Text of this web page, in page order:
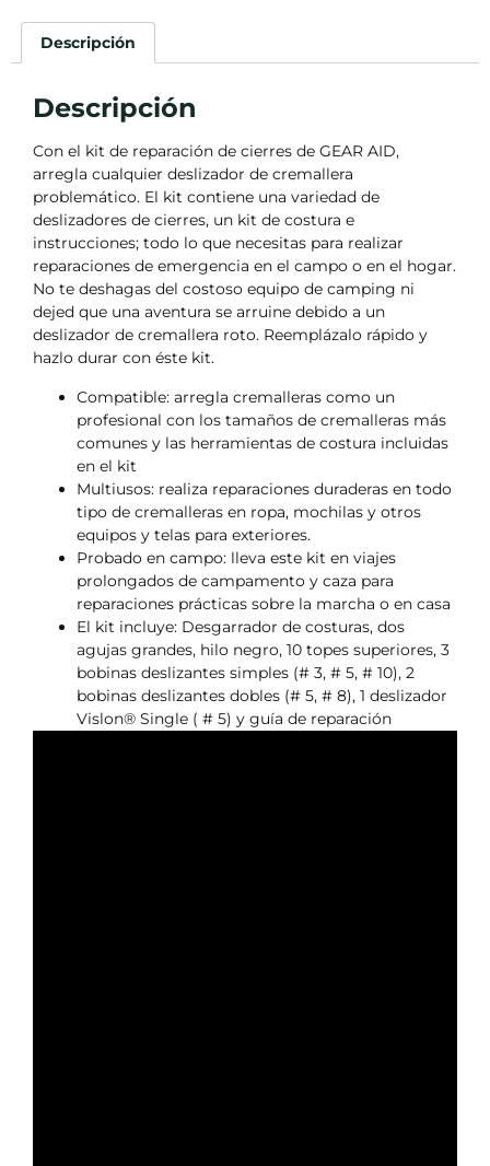
Descripción
Descripción
Con el kit de reparación de cierres de GEAR AID,
arregla cualquier deslizador de cremallera
problemático. El kit contiene una variedad de
deslizadores de cierres, un kit de costura e
instrucciones; todo lo que necesitas para realizar
reparaciones de emergencia en el campo o en el hogar.
No te deshagas del costoso equipo de camping ni
dejed que una aventura se arruine debido a un
deslizador de cremallera roto. Reemplázalo rápido y
hazlo durar con éste kit.
Compatible: arregla cremalleras como un
profesional con los tamaños de cremalleras más
comunes y las herramientas de costura incluidas
en el kit
Multiusos: realiza reparaciones duraderas en todo
tipo de cremalleras en ropa, mochilas y otros
equipos y telas para exteriores.
Probado en campo: lleva este kit en viajes
prolongados de campamento y caza para
reparaciones prácticas sobre la marcha o en casa
El kit incluye: Desgarrador de costuras, dos
agujas grandes, hilo negro, 10 topes superiores, 3
bobinas deslizantes simples (# 3, # 5, # 10), 2
bobinas deslizantes dobles (# 5, # 8), 1 deslizador
Vislon® Single ( # 5) y guía de reparación